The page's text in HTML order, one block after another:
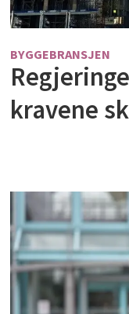
BYGGEBRANSJEN
kravene